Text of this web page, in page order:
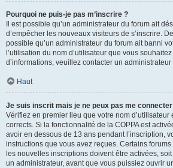
Pourquoi ne puis-je pas m’inscrire ?
Il est possible qu’un administrateur du forum ait
d’empêcher les nouveaux visiteurs de s’inscrire.
possible qu’un administrateur du forum ait banni
l’utilisation du nom d’utilisateur que vous
d’informations, veuillez contacter un administrateur
Haut
Je suis inscrit mais je ne peux pas me connecter
Vérifiez en premier lieu que votre nom d’utilisateur
corrects. Si la fonctionnalité de la COPPA est
avoir en dessous de 13 ans pendant l’inscription,
instructions que vous avez reçues. Certains
les nouvelles inscriptions doivent être activées,
un administrateur, avant que vous puissiez ouvrir